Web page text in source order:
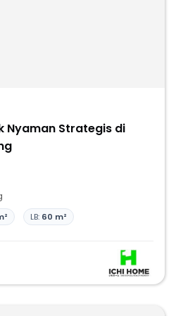
Nyaman Strategis di
LB: 60 m²